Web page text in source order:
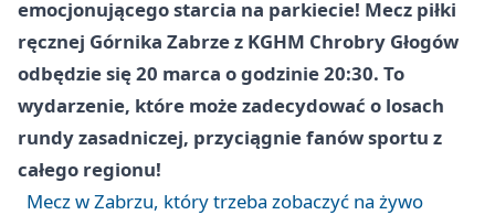
emocjonującego starcia na parkiecie! Mecz piłki
ręcznej Górnika Zabrzez KGHM Chrobry Głogów
odbędzie się 20 marca o godzinie 20:30. To
wydarzenie, które może zadecydować o losach
rundy zasadniczej, przyciągnie fanów sportu z
całego regionu!
Mecz w Zabrzu, który trzeba zobaczyć na żywo